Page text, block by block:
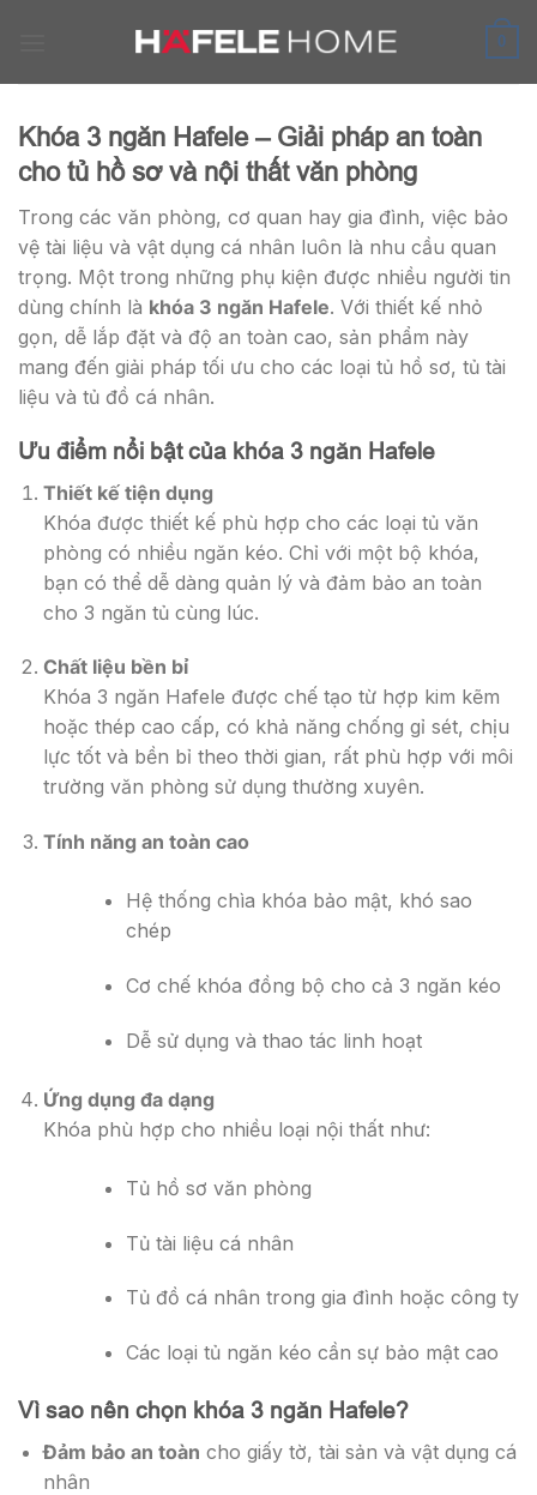
0
Khóa 3 ngăn Hafele – Giải pháp an toàn
cho tủ hồ sơ và nội thất văn phòng
Trong các văn phòng, cơ quan hay gia đình, việc bảo
vệ tài liệu và vật dụng cá nhân luôn là nhu cầu quan
trọng. Một trong những phụ kiện được nhiều người tin
dùng chính là khóa 3 ngăn Hafele. Với thiết kế nhỏ
gọn, dễ lắp đặt và độ an toàn cao, sản phẩm này
mang đến giải pháp tối ưu cho các loại tủ hồ sơ, tủ tài
liệu và tủ đồ cá nhân.
Ưu điểm nổi bật của khóa 3 ngăn Hafele
Thiết kế tiện dụng
Khóa được thiết kế phù hợp cho các loại tủ văn
phòng có nhiều ngăn kéo. Chỉ với một bộ khóa,
bạn có thể dễ dàng quản lý và đảm bảo an toàn
cho 3 ngăn tủ cùng lúc.
Chất liệu bền bỉ
Khóa 3 ngăn Hafele được chế tạo từ hợp kim kẽm
hoặc thép cao cấp, có khả năng chống gỉ sét, chịu
lực tốt và bền bỉ theo thời gian, rất phù hợp với môi
trường văn phòng sử dụng thường xuyên.
Tính năng an toàn cao
Hệ thống chìa khóa bảo mật, khó sao
chép
Cơ chế khóa đồng bộ cho cả 3 ngăn kéo
Dễ sử dụng và thao tác linh hoạt
Ứng dụng đa dạng
Khóa phù hợp cho nhiều loại nội thất như:
Tủ hồ sơ văn phòng
Tủ tài liệu cá nhân
Tủ đồ cá nhân trong gia đình hoặc công ty
Các loại tủ ngăn kéo cần sự bảo mật cao
Vì sao nên chọn khóa 3 ngăn Hafele?
Đảm bảo an toàn cho giấy tờ, tài sản và vật dụng cá
nhân